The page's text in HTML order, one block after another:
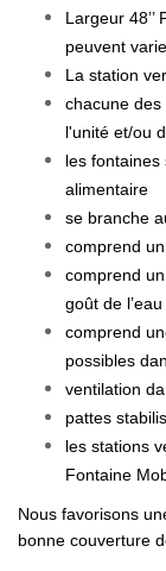
Largeur 48’’
peuvent
La station
chacune
l'unité et/ou
les
alimentaire
se branche
comprend
comprend
goût de l’eau
comprend
possibles
ventilation
pattes
les stations
Fontaine
Nous favorisons
bonne couverture